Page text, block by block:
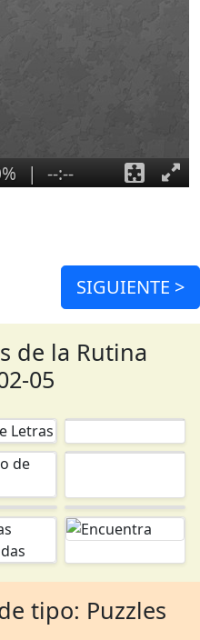
SIGUIENTE >
de la Rutina
05
tipo: Puzzles